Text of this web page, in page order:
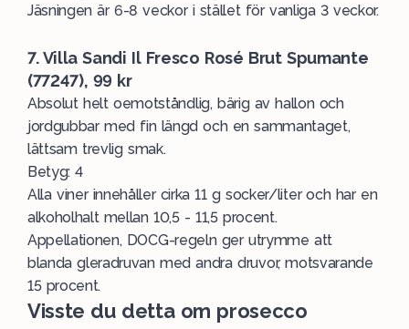
Jäsningen är 6-8 veckor i stället för vanliga 3 veckor.
7. Villa Sandi Il Fresco Rosé Brut Spumante
(77247), 99 kr
Absolut helt oemotståndlig, bärig av hallon och
jordgubbar med fin längd och en sammantaget,
lättsam trevlig smak.
Betyg: 4
Alla viner innehåller cirka 11 g socker/liter och har en
alkoholhalt mellan 10,5 - 11,5 procent.
Appellationen, DOCG-regeln ger utrymme att
blanda gleradruvan med andra druvor, motsvarande
15 procent.
Visste du detta om prosecco